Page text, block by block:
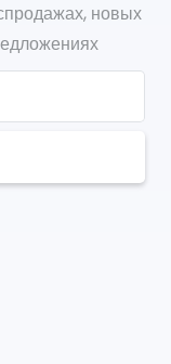
новых